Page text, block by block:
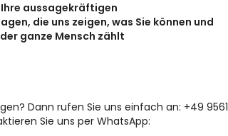
aussagekräftigen
die uns zeigen, was Sie können und
ganze Mensch zählt
Dann rufen Sie uns einfach an: +49 9561
Sie uns per WhatsApp: